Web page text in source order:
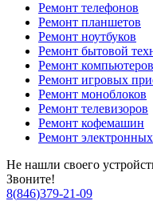
Ремонт телефонов
Ремонт планшетов
Ремонт ноутбуков
Ремонт бытовой
Ремонт компьютеров
Ремонт игровых
Ремонт моноблоков
Ремонт телевизоров
Ремонт кофемашин
Ремонт
Не нашли своего
Звоните!
8(846)379-21-09